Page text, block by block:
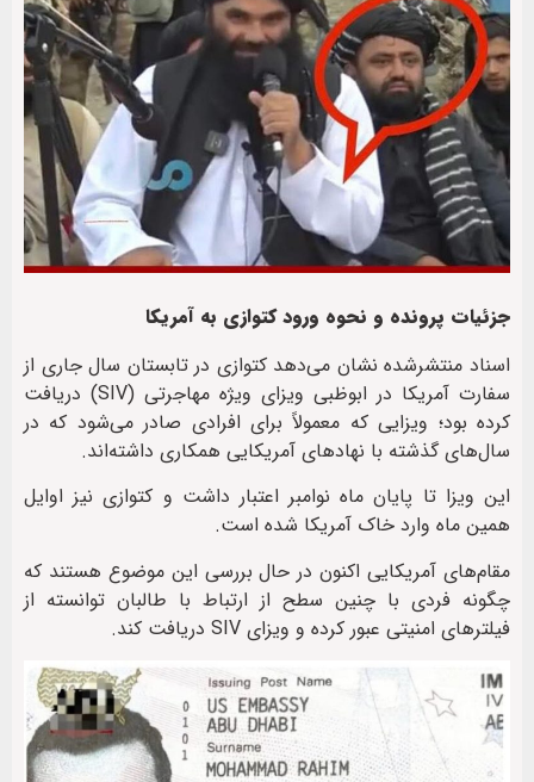
جزئیات پرونده و نحوه ورود کتوازی به آمریکا
اسناد منتشرشده نشان می‌دهد کتوازی در تابستان سال جاری از
سفارت آمریکا در ابوظبی ویزای ویژه مهاجرتی (SIV) دریافت
کرده بود؛ ویزایی که معمولاً برای افرادی صادر می‌شود که در
سال‌های گذشته با نهادهای آمریکایی همکاری داشته‌اند.
این ویزا تا پایان ماه نوامبر اعتبار داشت و کتوازی نیز اوایل
همین ماه وارد خاک آمریکا شده است.
مقام‌های آمریکایی اکنون در حال بررسی این موضوع هستند که
چگونه فردی با چنین سطح از ارتباط با طالبان توانسته از
فیلترهای امنیتی عبور کرده و ویزای SIV دریافت کند.